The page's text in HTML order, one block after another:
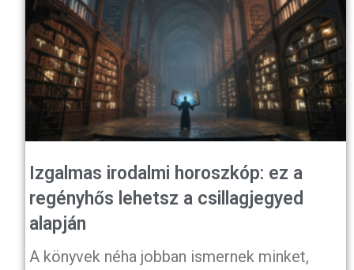
Izgalmas irodalmi horoszkóp: ez a
regényhős lehetsz a csillagjegyed
alapján
A könyvek néha jobban ismernek minket,